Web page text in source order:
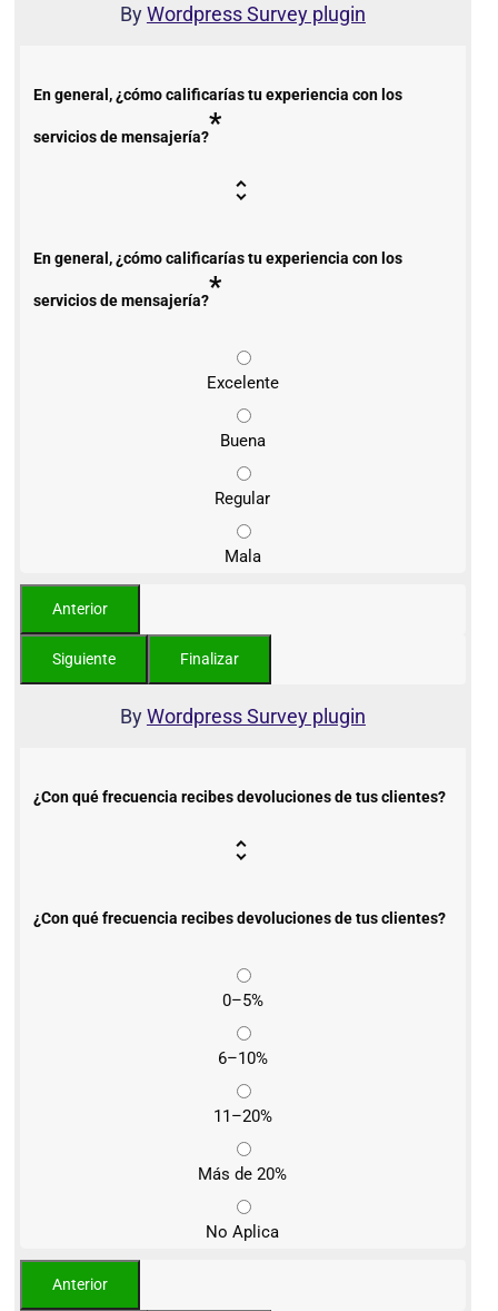
ByWordpress Survey plugin
En general, ¿cómo calificarías tu experiencia con los
servicios de mensajería?*
En general, ¿cómo calificarías tu experiencia con los
servicios de mensajería?*
Excelente
Buena
Regular
Mala
ByWordpress Survey plugin
¿Con qué frecuencia recibes devoluciones de tus clientes?
¿Con qué frecuencia recibes devoluciones de tus clientes?
0–5%
6–10%
11–20%
Más de 20%
No Aplica